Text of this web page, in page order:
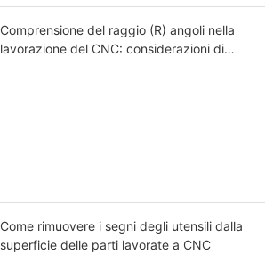
Comprensione del raggio (R) angoli nella
lavorazione del CNC: considerazioni di
Come rimuovere i segni degli utensili dalla
superficie delle parti lavorate a CNC